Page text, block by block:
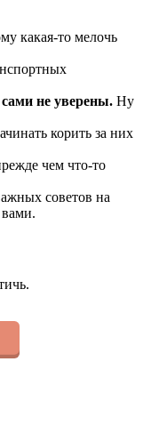
какая-то мелочь
не уверены. Ну
корить за них
чем что-то
советов на